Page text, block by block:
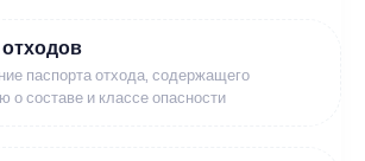
паспорта отхода, содержащего
о составе и классе опасности